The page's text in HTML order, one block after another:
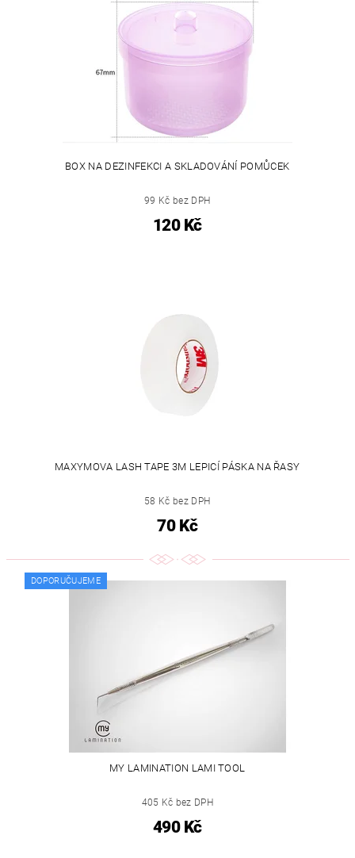
BOX NA DEZINFEKCI A SKLADOVÁNÍ POMŮCEK
99 Kč bez DPH
120 Kč
MAXYMOVA LASH TAPE 3M LEPICÍ PÁSKA NA ŘASY
58 Kč bez DPH
70 Kč
DOPORUČUJEME
MY LAMINATION LAMI TOOL
405 Kč bez DPH
490 Kč